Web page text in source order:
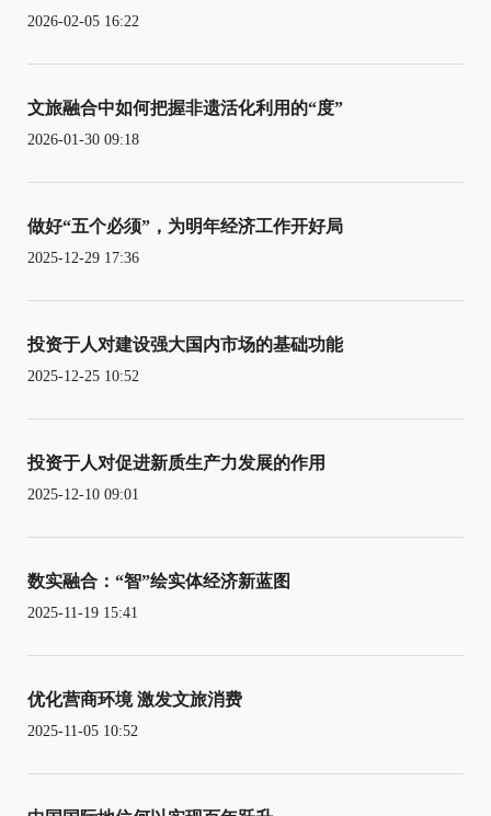
2026-02-05 16:22
文旅融合中如何把握非遗活化利用的“度”
2026-01-30 09:18
做好“五个必须”，为明年经济工作开好局
2025-12-29 17:36
投资于人对建设强大国内市场的基础功能
2025-12-25 10:52
投资于人对促进新质生产力发展的作用
2025-12-10 09:01
数实融合：“智”绘实体经济新蓝图
2025-11-19 15:41
优化营商环境 激发文旅消费
2025-11-05 10:52